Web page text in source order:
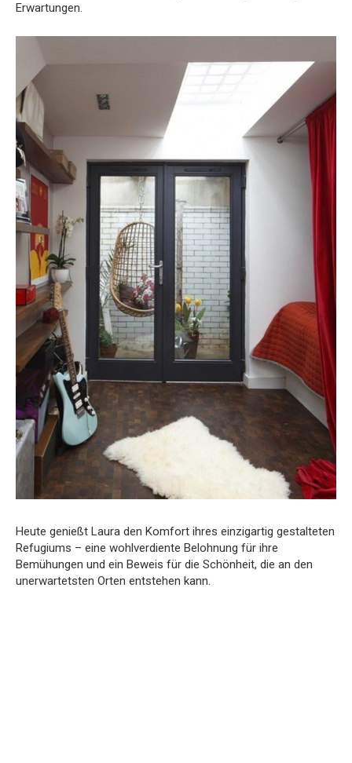
Erwartungen.
Heute genießt Laura den Komfort ihres einzigartig gestalteten
Refugiums – eine wohlverdiente Belohnung für ihre
Bemühungen und ein Beweis für die Schönheit, die an den
unerwartetsten Orten entstehen kann.